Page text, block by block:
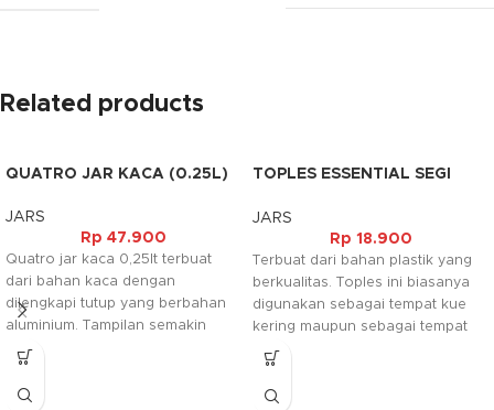
Related products
QUATRO JAR KACA (0.25L)
JARS
Rp 47.900
Quatro jar kaca 0,25lt terbuat
dari bahan kaca dengan
dilengkapi tutup yang berbahan
aluminium. Tampilan semakin
cantik karena pada tutupnya
dilengkapi juga dengan motif
bunga. Jar ini biasanya
TOPLES ESSENTIAL SEGI
JARS
Rp 18.900
Terbuat dari bahan plastik yang
berkualitas. Toples ini biasanya
digunakan sebagai tempat kue
kering maupun sebagai tempat
bahan makanan sesuai dengan
keperluan. Selain itu toples ini
juga mudah dibersihkan sehingga